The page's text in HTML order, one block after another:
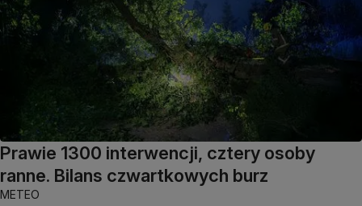
Prawie 1300 interwencji, cztery osoby
ranne. Bilans czwartkowych burz
METEO